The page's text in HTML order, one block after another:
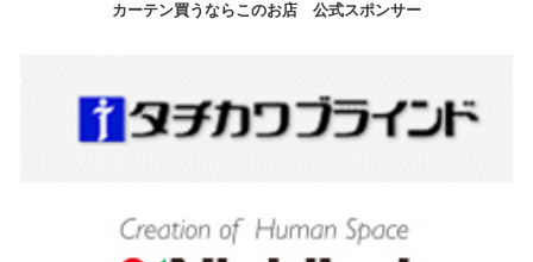
カーテン買うならこのお店 公式スポンサー